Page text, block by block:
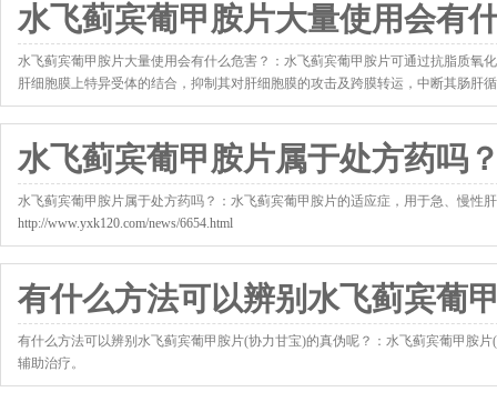
水飞蓟宾葡甲胺片大量使用会有
水飞蓟宾葡甲胺片大量使用会有什么危害？：水飞蓟宾葡甲胺片可通过抗脂质氧
肝细胞膜上特异受体的结合，抑制其对肝细胞膜的攻击及跨膜转运，中断其肠肝
http://www.yxk120.com/news/6504.html
水飞蓟宾葡甲胺片属于处方药吗
水飞蓟宾葡甲胺片属于处方药吗？：水飞蓟宾葡甲胺片的适应症，用于急、慢性
http://www.yxk120.com/news/6654.html
有什么方法可以辨别水飞蓟宾葡
有什么方法可以辨别水飞蓟宾葡甲胺片(协力甘宝)的真伪呢？：水飞蓟宾葡甲胺
辅助治疗。
http://www.yxk120.com/news/7103.html